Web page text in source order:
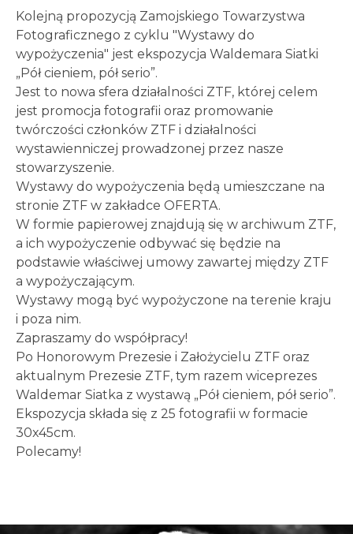
Kolejną propozycją Zamojskiego Towarzystwa
Fotograficznego z cyklu "Wystawy do
wypożyczenia" jest ekspozycja Waldemara Siatki
„Pół cieniem, pół serio”.
Jest to nowa sfera działalności ZTF, której celem
jest promocja fotografii oraz promowanie
twórczości członków ZTF i działalności
wystawienniczej prowadzonej przez nasze
stowarzyszenie.
Wystawy do wypożyczenia będą umieszczane na
stronie ZTF w zakładce OFERTA.
W formie papierowej znajdują się w archiwum ZTF,
a ich wypożyczenie odbywać się będzie na
podstawie właściwej umowy zawartej między ZTF
a wypożyczającym.
Wystawy mogą być wypożyczone na terenie kraju
i poza nim.
Zapraszamy do współpracy!
Po Honorowym Prezesie i Założycielu ZTF oraz
aktualnym Prezesie ZTF, tym razem wiceprezes
Waldemar Siatka z wystawą „Pół cieniem, pół serio”.
Ekspozycja składa się z 25 fotografii w formacie
30x45cm.
Polecamy!